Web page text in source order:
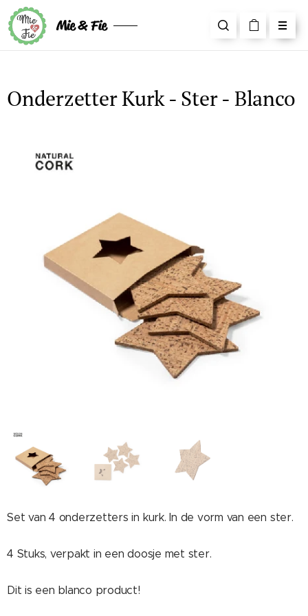
Mie & Fie
Onderzetter Kurk - Ster - Blanco
Set van 4 onderzetters in kurk. In de vorm van een ster.
4 Stuks, verpakt in een doosje met ster.
Dit is een blanco product!